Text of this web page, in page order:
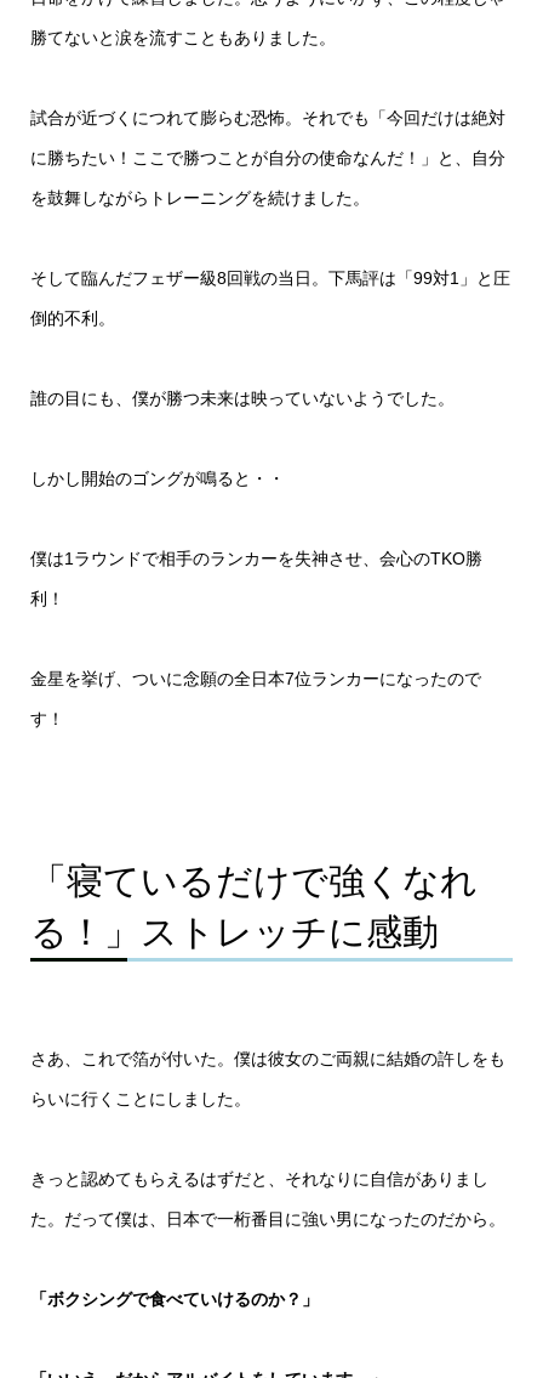
勝てないと涙を流すこともありました。
試合が近づくにつれて膨らむ恐怖。それでも「今回だけは絶対
に勝ちたい！ここで勝つことが自分の使命なんだ！」と、自分
を鼓舞しながらトレーニングを続けました。
そして臨んだフェザー級8回戦の当日。下馬評は「99対1」と圧
倒的不利。
誰の目にも、僕が勝つ未来は映っていないようでした。
しかし開始のゴングが鳴ると・・
僕は1ラウンドで相手のランカーを失神させ、会心のTKO勝
利！
金星を挙げ、ついに念願の全日本7位ランカーになったので
す！
「寝ているだけで強くなれ
る！」ストレッチに感動
さあ、これで箔が付いた。僕は彼女のご両親に結婚の許しをも
らいに行くことにしました。
きっと認めてもらえるはずだと、それなりに自信がありまし
た。だって僕は、日本で一桁番目に強い男になったのだから。
「ボクシングで食べていけるのか？」